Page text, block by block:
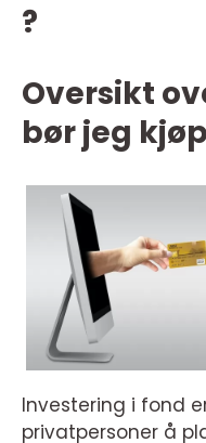
?
Oversikt
bør jeg
Investering i fond
privatpersoner å